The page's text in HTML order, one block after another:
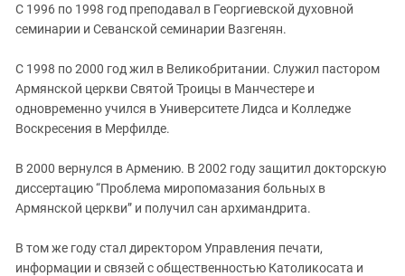
С 1996 по 1998 год преподавал в Георгиевской духовной
семинарии и Севанской семинарии Вазгенян.
С 1998 по 2000 год жил в Великобритании. Служил пастором
Армянской церкви Святой Троицы в Манчестере и
одновременно учился в Университете Лидса и Колледже
Воскресения в Мерфилде.
В 2000 вернулся в Армению. В 2002 году защитил докторскую
диссертацию “Проблема миропомазания больных в
Армянской церкви” и получил сан архимандрита.
В том же году стал директором Управления печати,
информации и связей с общественностью Католикосата и